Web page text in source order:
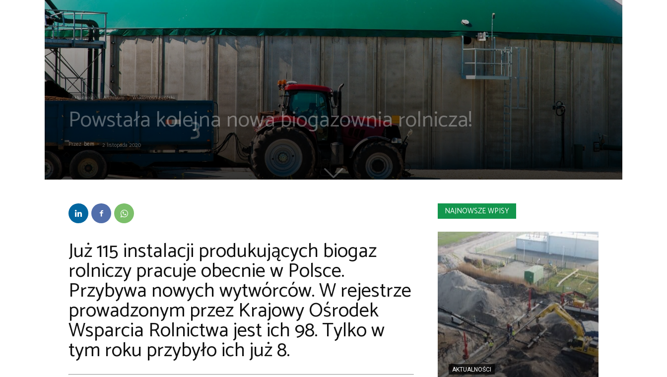
Aktualności Archiwum Wiadomości z Polski
Powstała kolejna nowa biogazownia rolnicza!
Przez bem- 2 listopada 2020
Już 115 instalacji produkujących biogaz
rolniczy pracuje obecnie w Polsce.
Przybywa nowych wytwórców. W rejestrze
prowadzonym przez Krajowy Ośrodek
Wsparcia Rolnictwa jest ich 98. Tylko w
tym roku przybyło ich już 8.
NAJNOWSZE WPISY
AKTUALNOŚCI